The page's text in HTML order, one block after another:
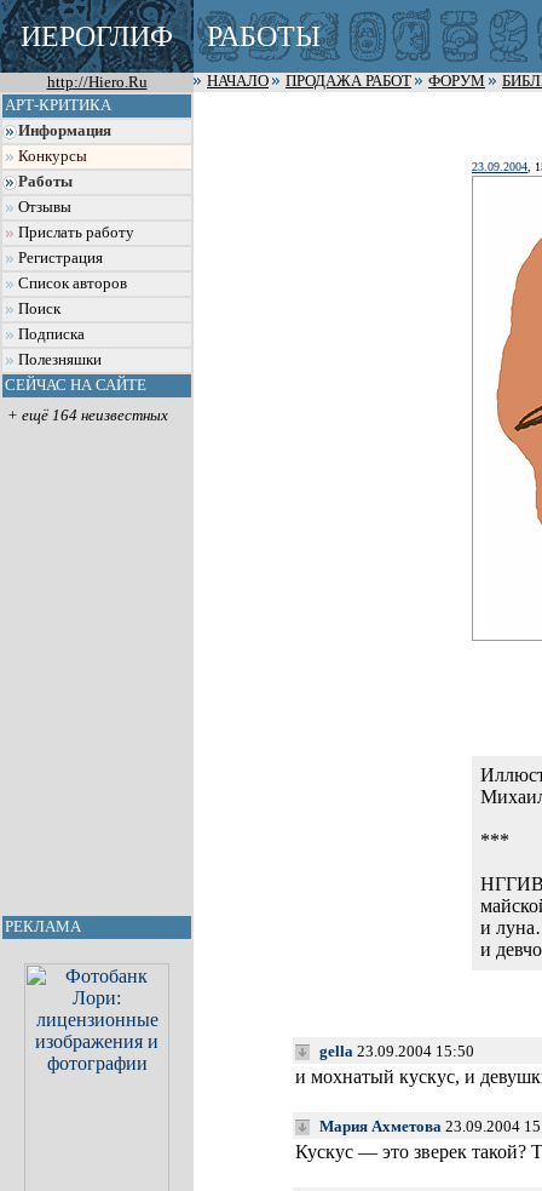
ИЕРОГЛИФ РАБОТЫ
http://Hiero.Ru НАЧАЛО ПРОДАЖА РАБОТ ФОРУМ
АРТ-КРИТИКА
Информация
Конкурсы
Работы
Отзывы
Прислать работу
Регистрация
Список авторов
Поиск
Подписка
Полезняшки
СЕЙЧАС НА САЙТЕ
+ ещё 164 неизвестных
РЕКЛАМА
23.09.2004 ,
***
и
и
gella 23.09.2004 15:50
и мохнатый кускус, и
Мария Ахметова 23.09.2004
Кускус — это зверек такой?